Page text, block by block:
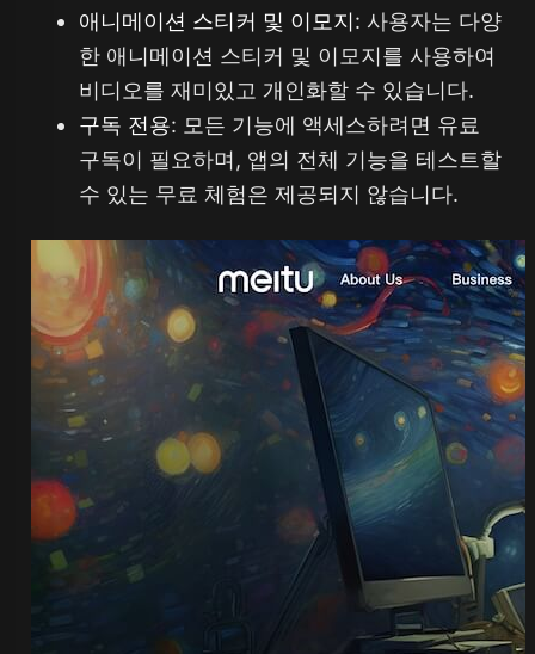
애니메이션 스티커 및 이모지: 사용자는 다양
한 애니메이션 스티커 및 이모지를 사용하여
비디오를 재미있고 개인화할 수 있습니다.
구독 전용: 모든 기능에 액세스하려면 유료
구독이 필요하며, 앱의 전체 기능을 테스트할
수 있는 무료 체험은 제공되지 않습니다.